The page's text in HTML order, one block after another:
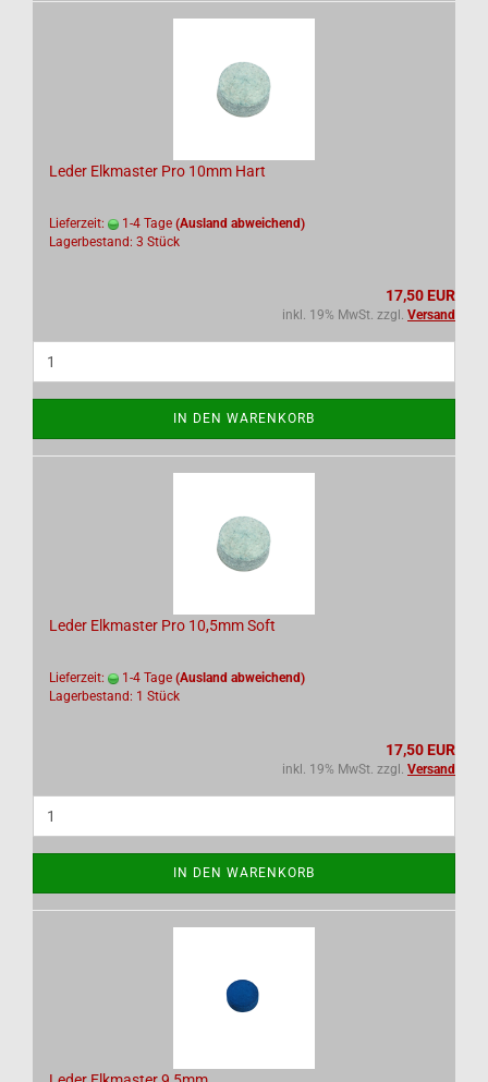
Leder Elkmaster Pro 10mm Hart
Lieferzeit: 1-4 Tage (Ausland abweichend)
Lagerbestand: 3 Stück
17,50 EUR
inkl. 19% MwSt. zzgl. Versand
IN DEN WARENKORB
Leder Elkmaster Pro 10,5mm Soft
Lieferzeit: 1-4 Tage (Ausland abweichend)
Lagerbestand: 1 Stück
17,50 EUR
inkl. 19% MwSt. zzgl. Versand
IN DEN WARENKORB